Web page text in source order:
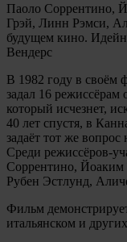
Паоло Соррентино,
Грэй, Линн Рэмси,
будущем кино.
Вендерс
В 1982 году в своём
задал 16 режиссёрам
который исчезнет,
40 лет спустя, в
задаёт тот же
Среди режиссёров-
Соррентино, Йоаким
Рубен Эстлунд,
Фильм
итальянском и